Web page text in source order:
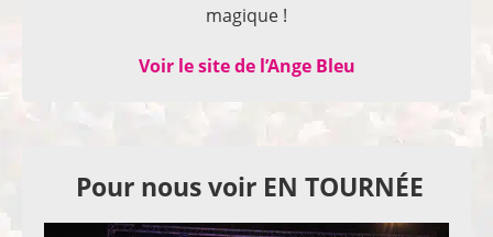
magique !
Voir le site de l’Ange Bleu
Pour nous voir EN TOURNÉE